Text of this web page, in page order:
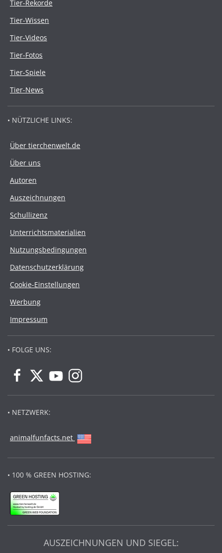
Tier-Rekorde
Tier-Wissen
Tier-Videos
Tier-Fotos
Tier-Spiele
Tier-News
• NÜTZLICHE LINKS:
Über tierchenwelt.de
Über uns
Autoren
Auszeichnungen
Schullizenz
Unterrichtsmaterialien
Nutzungsbedingungen
Datenschutzerklärung
Cookie-Einstellungen
Werbung
Impressum
• FOLGE UNS:
• NETZWERK:
animalfunfacts.net
• 100 % GREEN HOSTING:
AUSZEICHNUNGEN UND SIEGEL: